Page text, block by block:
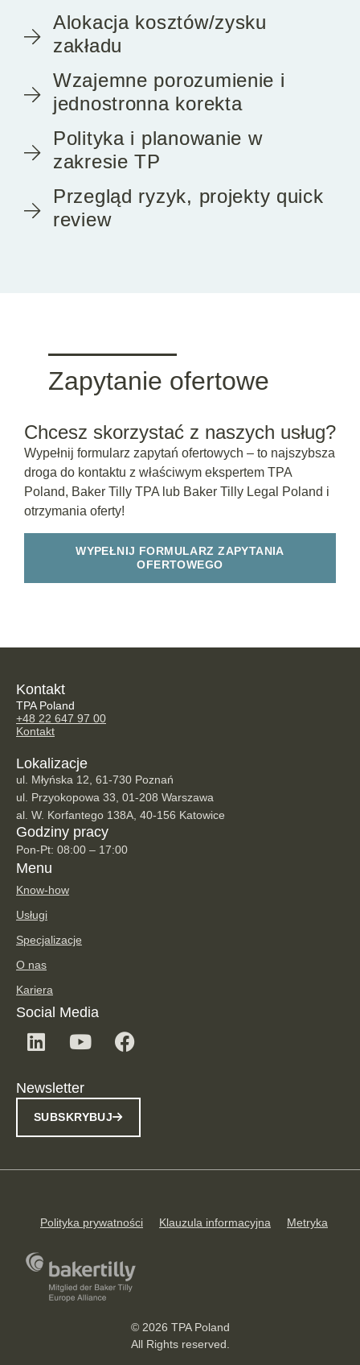
Alokacja kosztów/zysku
zakładu
Wzajemne porozumienie i
jednostronna korekta
Polityka i planowanie w
zakresie TP
Przegląd ryzyk, projekty quick
review
Zapytanie ofertowe
Chcesz skorzystać z naszych usług?
Wypełnij formularz zapytań ofertowych – to najszybsza
droga do kontaktu z właściwym ekspertem TPA
Poland, Baker Tilly TPA lub Baker Tilly Legal Poland i
otrzymania oferty!
WYPEŁNIJ FORMULARZ ZAPYTANIA
OFERTOWEGO
Kontakt
TPA Poland
+48 22 647 97 00
Kontakt
Lokalizacje
ul. Młyńska 12, 61-730 Poznań
ul. Przyokopowa 33, 01-208 Warszawa
al. W. Korfantego 138A, 40-156 Katowice
Godziny pracy
Pon-Pt: 08:00 – 17:00
Menu
Know-how
Usługi
Specjalizacje
O nas
Kariera
Social Media
Newsletter
SUBSKRYBUJ
Polityka prywatności Klauzula informacyjna Metryka
© 2026 TPA Poland
All Rights reserved.